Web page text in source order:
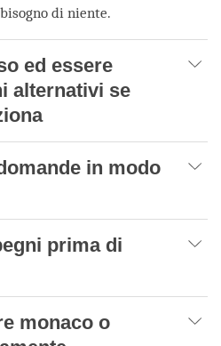
di niente.
ed essere
alternativi se
in modo
prima di
monaco o